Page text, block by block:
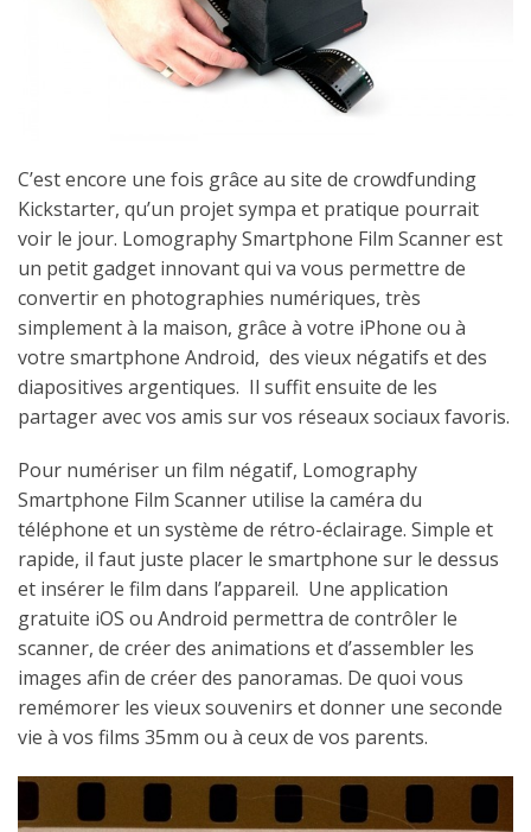
C’est encore une fois grâce au site de crowdfunding
Kickstarter, qu’un projet sympa et pratique pourrait
voir le jour. Lomography Smartphone Film Scanner est
un petit gadget innovant qui va vous permettre de
convertir en photographies numériques, très
simplement à la maison, grâce à votre iPhone ou à
votre smartphone Android, des vieux négatifs et des
diapositives argentiques. Il suffit ensuite de les
partager avec vos amis sur vos réseaux sociaux favoris.
Pour numériser un film négatif, Lomography
Smartphone Film Scanner utilise la caméra du
téléphone et un système de rétro-éclairage. Simple et
rapide, il faut juste placer le smartphone sur le dessus
et insérer le film dans l’appareil. Une application
gratuite iOS ou Android permettra de contrôler le
scanner, de créer des animations et d’assembler les
images afin de créer des panoramas. De quoi vous
remémorer les vieux souvenirs et donner une seconde
vie à vos films 35mm ou à ceux de vos parents.